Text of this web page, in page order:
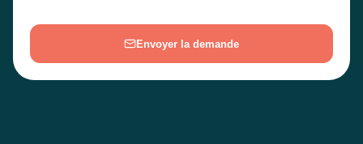
Envoyer la demande